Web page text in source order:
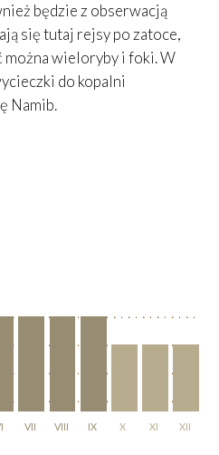
będzie z obserwacją
się tutaj rejsy po zatoce,
można wieloryby i foki. W
do kopalni
Namib.
VII VIII IX X XI XII